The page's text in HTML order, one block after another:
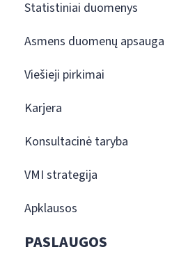
Statistiniai duomenys
Asmens duomenų apsauga
Viešieji pirkimai
Karjera
Konsultacinė taryba
VMI strategija
Apklausos
PASLAUGOS